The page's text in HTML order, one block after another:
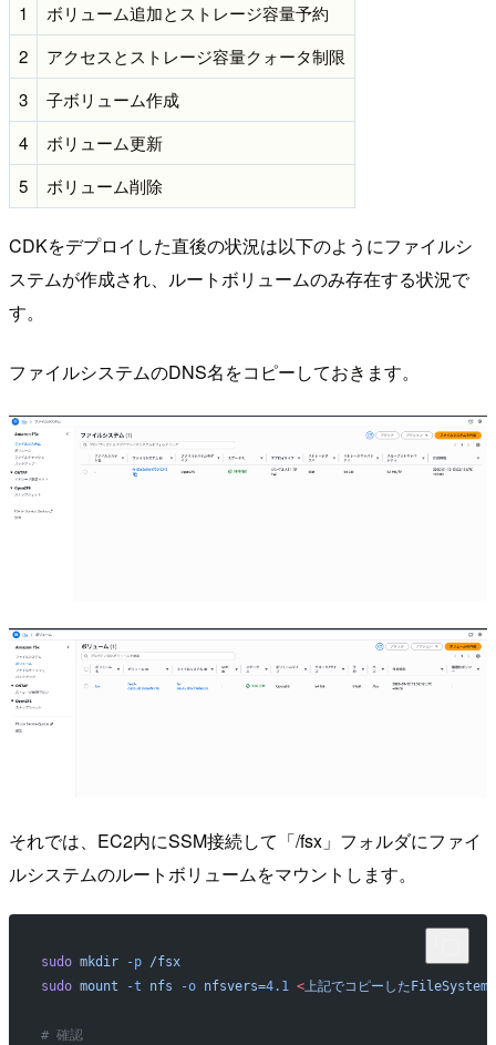
1
ボリューム追加とストレージ容量予約
2
アクセスとストレージ容量クォータ制限
3
子ボリューム作成
4
ボリューム更新
5
ボリューム削除
CDKをデプロイした直後の状況は以下のようにファイルシ
ステムが作成され、ルートボリュームのみ存在する状況で
す。
ファイルシステムのDNS名をコピーしておきます。
それでは、EC2内にSSM接続して「/fsx」フォルダにファイ
ルシステムのルートボリュームをマウントします。
sudo mkdir -p /fsx
sudo mount -t nfs -o nfsvers=4.1 <上記でコピーした
# 確認